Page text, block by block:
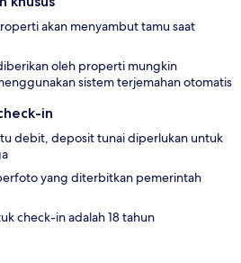
akan menyambut tamu saat
oleh properti mungkin
sistem terjemahan otomatis
in
debit, deposit tunai diperlukan untuk
yang diterbitkan pemerintah
check-in adalah 18 tahun